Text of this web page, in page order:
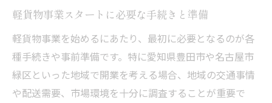
軽貨物事業スタートに必要な手続きと準備
軽貨物事業を始めるにあたり、最初に必要となるのが各
種手続きや事前準備です。特に愛知県豊田市や名古屋市
緑区といった地域で開業を考える場合、地域の交通事情
や配送需要、市場環境を十分に調査することが重要で